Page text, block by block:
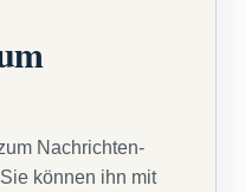
Nachrichten-
können ihn mit